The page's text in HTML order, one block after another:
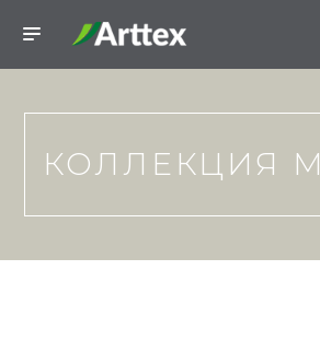
КОЛЛЕКЦИЯ